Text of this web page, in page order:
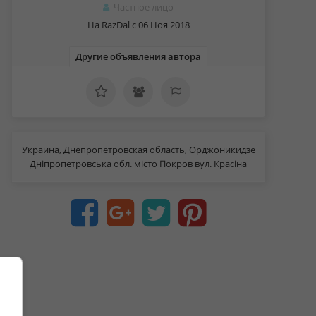
Частное лицо
На RazDal c 06 Ноя 2018
Другие объявления автора
Украина, Днепропетровская область, Орджоникидзе
Дніпропетровська обл. місто Покров вул. Красіна